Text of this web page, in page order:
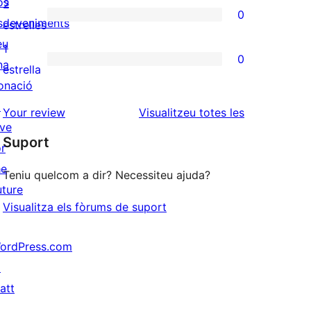
estrelles
de
3
estrelles
0
valoracions
de
2
estrelles
2
estrelles
0
0
valoracions
de
1
estrelles
1
estrella
0
Your review Visualitzeu totes lesressenyes
Suport
Teniu quelcom a dir? Necessiteu ajuda?
Visualitza els fòrums de suport